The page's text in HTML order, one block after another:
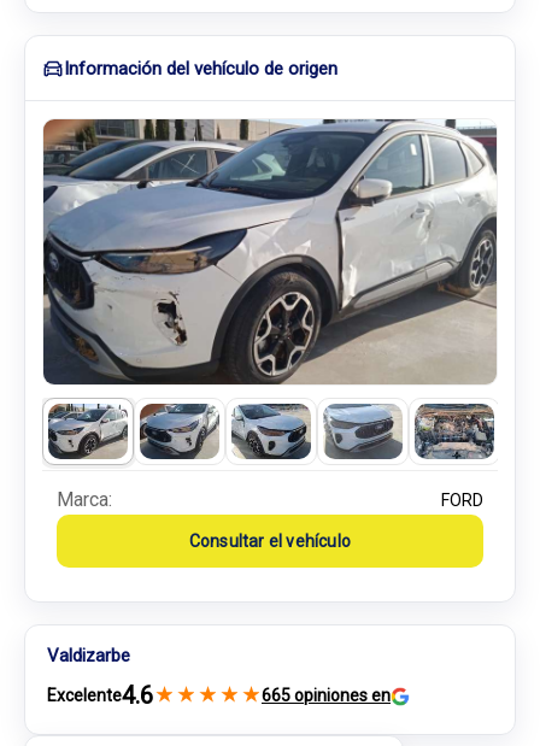
Información del vehículo de origen
Marca: FORD
Consultar el vehículo
Valdizarbe
Excelente4.6★ ★ ★ ★ ★665 opiniones en